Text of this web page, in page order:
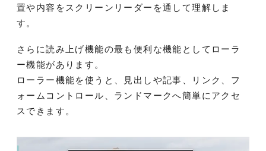
置や内容をスクリーンリーダーを通して理解しま
す。
さらに読み上げ機能の最も便利な機能としてローラ
ー機能があります。
ローラー機能を使うと、見出しや記事、リンク、フ
ォームコントロール、ランドマークへ簡単にアクセ
スできます。